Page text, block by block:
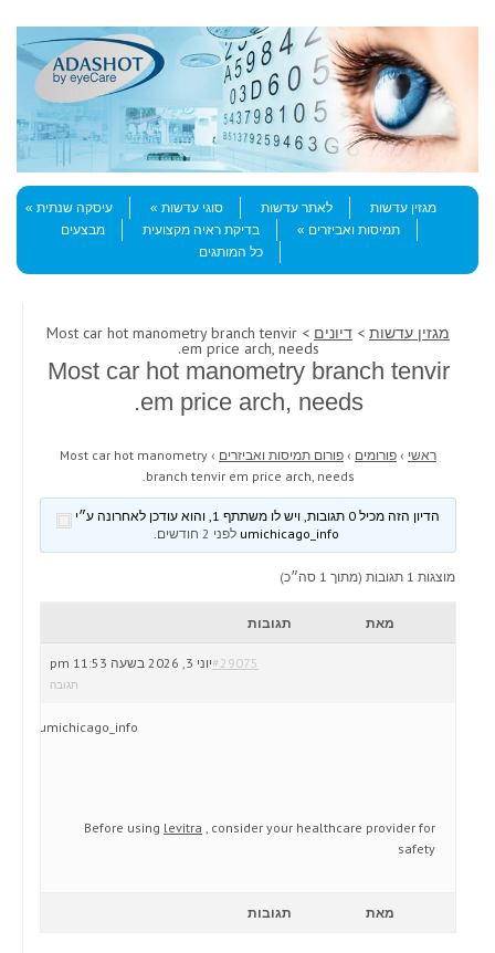
Menu
Skip to content
מגזין עדשות
לאתר עדשות סוגי עדשות
עיסקה שנתית
תמיסות ואביזרים
בדיקת ראיה מקצועית
מבצעים
כל המותגים
מגזין עדשות > דיונים > Most car hot manometry branch tenvir
em price arch, needs.
Most car hot manometry branch tenvir
em price arch, needs.
ראשי › פורומים › פורום תמיסות ואביזרים ›
Most car hot manometry
branch tenvir em price arch, needs.
הדיון הזה מכיל 0 תגובות, ויש לו משתתף 1, והוא עודכן לאחרונה ע״י
לפני 2 חודשים .
מוצגות 1 תגובות (מתוך 1 סה״כ)
מאת תגובות
יוני 3, 2026 בשעה 11:53 pm#29075
תגובה
umichicago_info
Before using levitra , consider your healthcare provider for
safety
מאת תגובות